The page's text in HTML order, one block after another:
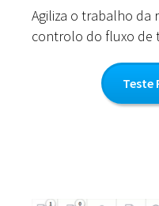
Agiliza o trabalho da
controlo do fluxo de
Teste